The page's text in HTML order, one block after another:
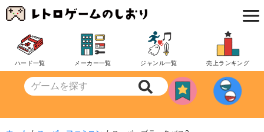
コ
ン
ツ
動
ハード一覧 メーカー一覧 ジャンル一覧 売上ランキング